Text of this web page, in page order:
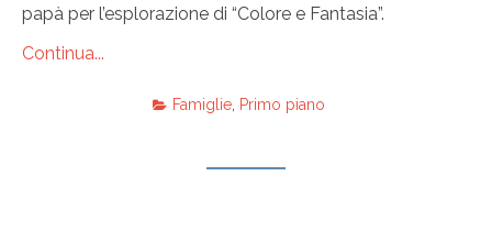
papà per l’esplorazione di “Colore e Fantasia”.
Continua...
Famiglie Primo piano